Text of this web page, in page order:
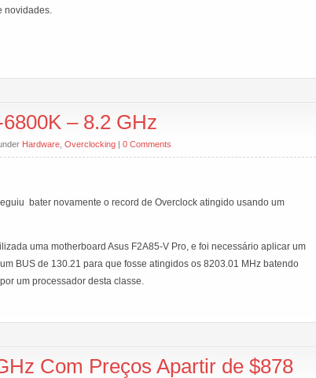
novidades.
– 8.2 GHz
Hardware Overclocking | 0 Comments
bater novamente o record de Overclock atingido usando um
uma motherboard Asus F2A85-V Pro, e foi necessário aplicar um
BUS de 130.21 para que fosse atingidos os 8203.01 MHz batendo
um processador desta classe.
Com Preços Apartir de $878